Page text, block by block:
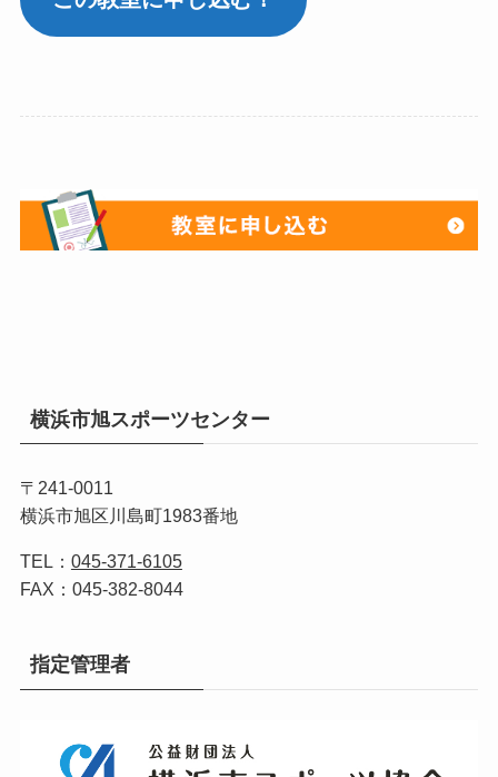
横浜市旭スポーツセンター
〒241-0011
横浜市旭区川島町1983番地
TEL： 045-371-6105
FAX：045-382-8044
指定管理者